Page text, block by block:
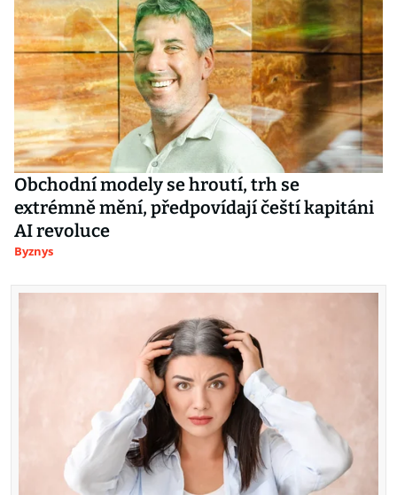
Obchodní modely se hroutí, trh se
extrémně mění, předpovídají čeští kapitáni
AI revoluce
Byznys